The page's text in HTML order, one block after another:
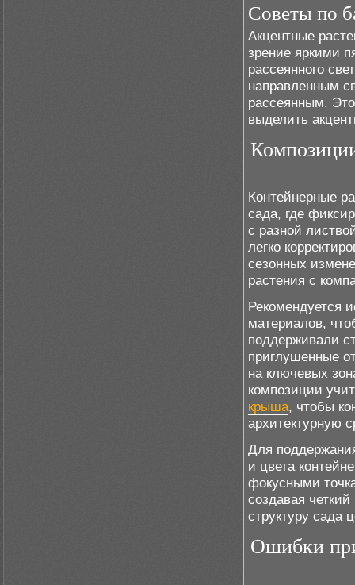
Советы по
Акцентные
зрение яркими
рассеянного
направленным
рассеянным.
выделить
Контейнерные
сада, где
с разной
легко
сезонных
растения с
Рекомендуется
материалов,
поддерживали
приглушенные
на ключевых
композиции
крыша, чтобы
архитектурную
Для
и цвета
фокусными
создавая
структуру сада
Ошибки